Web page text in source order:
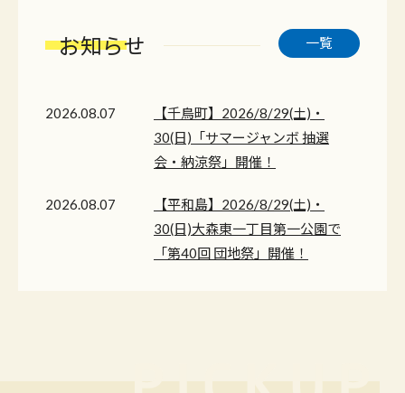
お知らせ 一覧
2026.08.07
【千鳥町】2026/8/29(土)・
30(日)「サマージャンボ 抽選
会・納涼祭」開催！
2026.08.07
【平和島】2026/8/29(土)・
30(日)大森東一丁目第一公園で
「第40回 団地祭」開催！